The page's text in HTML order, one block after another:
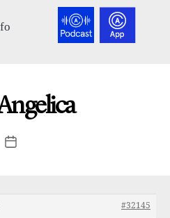
#32145